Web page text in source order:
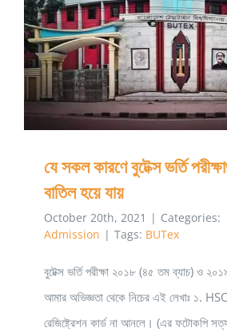
যে সকল কারণে বুটেক্স ভর্তি পরীক্ষার্থীর
যে সকল কারণে বুটেক্স ভর্তি
বাতিল হয়ে যায়
October 20th, 2021 | Categories:
Admission | Tags: BUTex
বুটেক্স ভর্তি পরীক্ষা ২০১৮ (৪৫ তম ব্যাচ) ও
আমার অভিজ্ঞতা থেকে নিচের এই লেখাঃ ১.
রেজিষ্ট্রেশন কার্ড না আনলে। (এর ফটোকপি